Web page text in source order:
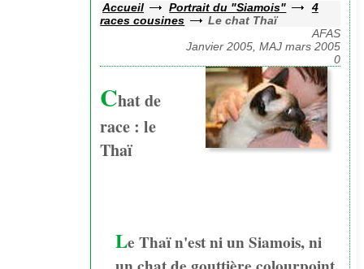
Accueil Portrait du "Siamois"
4
races cousines
Le chat Thaï
AFAS
Janvier 2005, MAJ mars 2005
0
Chat de
race : le
Thaï
Le Thaï n'est ni un Siamois, ni